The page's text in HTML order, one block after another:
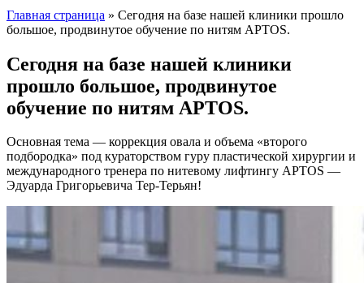
Главная страница » Сегодня на базе нашей клиники прошло
большое, продвинутое обучение по нитям APTOS.
Сегодня на базе нашей клиники
прошло большое, продвинутое
обучение по нитям APTOS.
Основная тема — коррекция овала и объема «второго
подбородка» под кураторством гуру пластической хирургии и
международного тренера по нитевому лифтингу APTOS —
Эдуарда Григорьевича Тер-Терьян!